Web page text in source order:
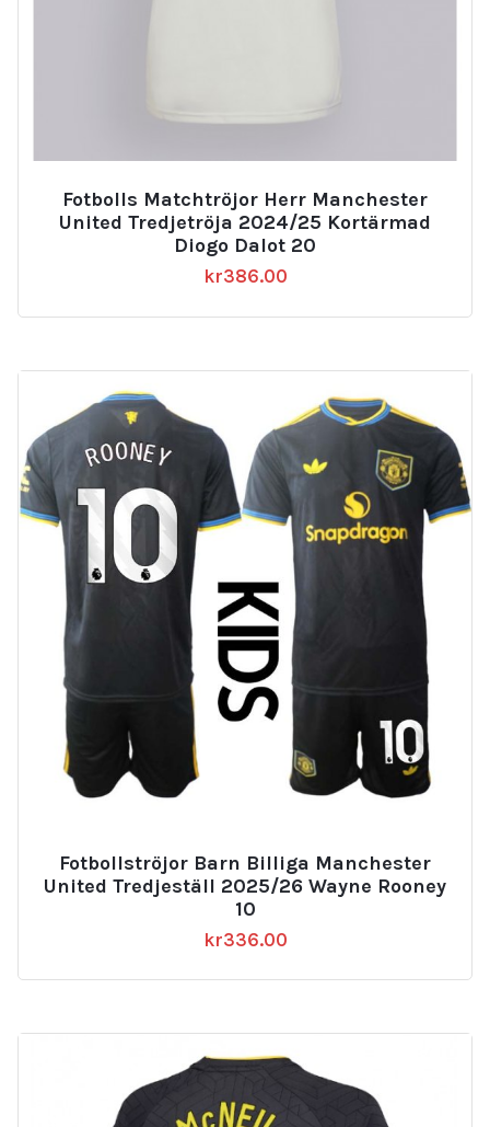
Fotbolls Matchtröjor Herr Manchester
United Tredjetröja 2024/25 Kortärmad
Diogo Dalot 20
kr386.00
Fotbollströjor Barn Billiga Manchester
United Tredjeställ 2025/26 Wayne Rooney
10
kr336.00